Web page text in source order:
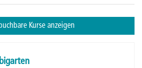
Kurse anzeigen